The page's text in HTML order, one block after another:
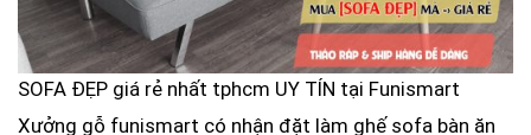
SOFA ĐẸP giá rẻ nhất tphcm UY TÍN tại Funismart
Xưởng gỗ funismart có nhận đặt làm ghế sofa bàn ăn